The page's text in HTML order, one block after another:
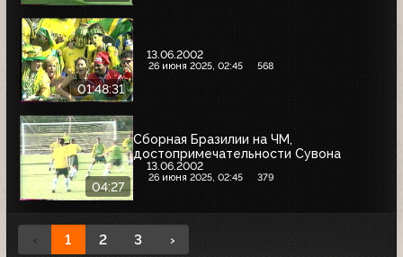
01:48:31
13.06.2002
26 июня 2025, 02:45 568
04:27
Сборная Бразилии на ЧМ,
достопримечательности Сувона
13.06.2002
26 июня 2025, 02:45 379
‹ 1 2 3 ›